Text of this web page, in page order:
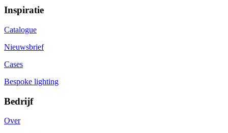
Inspiratie
Catalogue
Nieuwsbrief
Cases
Bespoke lighting
Bedrijf
Over